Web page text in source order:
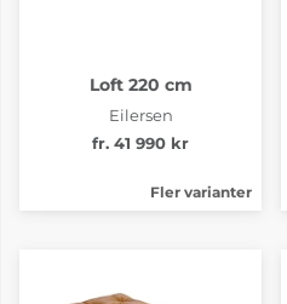
Tyg pg.3 Jena 24
Loft 220 cm
Eilersen
fr. 41 990 kr
Fler varianter